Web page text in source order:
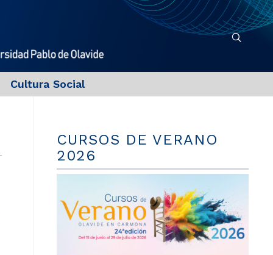
Cultura Social
CURSOS DE VERANO
2026